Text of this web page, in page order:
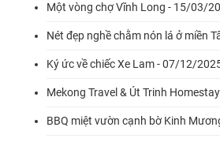
Một vòng chợ Vĩnh Long - 15/03/
Nét đẹp nghề chằm nón lá ở miền
Ký ức về chiếc Xe Lam - 07/12/
Mekong Travel & Út Trinh
BBQ miệt vườn cạnh bờ Kinh